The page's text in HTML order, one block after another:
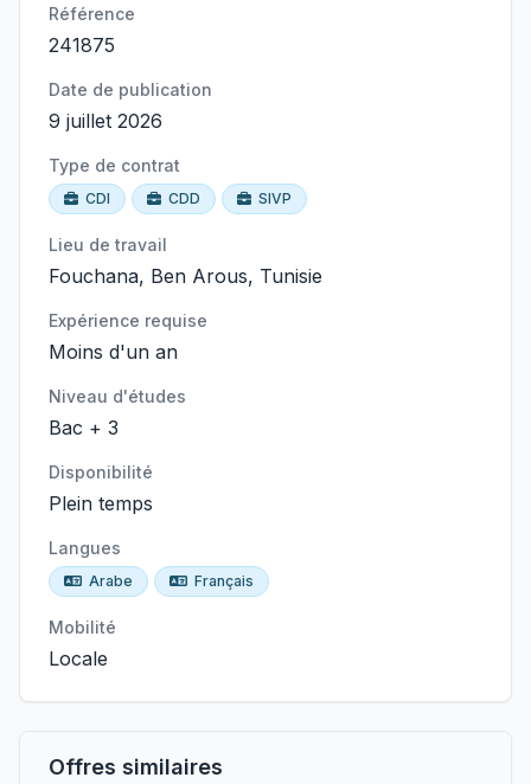
Référence
241875
Date de publication
9 juillet 2026
Type de contrat
CDI CDD SIVP
Lieu de travail
Fouchana, Ben Arous, Tunisie
Expérience requise
Moins d'un an
Niveau d'études
Bac + 3
Disponibilité
Plein temps
Langues
Arabe Français
Mobilité
Locale
Offres similaires